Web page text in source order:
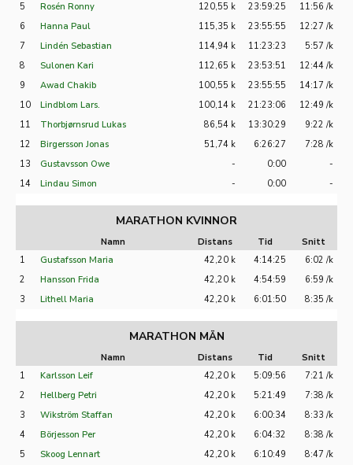
5
Rosén Ronny 120,55 k 23:59:25
11:56 /k
6
Hanna Paul 115,35 k 23:55:55
12:27 /k
7
Lindén Sebastian 114,94 k 11:23:23
5:57 /k
8
Sulonen Kari 112,65 k 23:53:51
12:44 /k
9
Awad Chakib 100,55 k 23:55:55
14:17 /k
10
Lindblom Lars. 100,14 k 21:23:06
12:49 /k
11
Thorbjørnsrud Lukas 86,54 k 13:30:29
9:22 /k
12
Birgersson Jonas 51,74 k 6:26:27
7:28 /k
13
Gustavsson Owe - 0:00
-
14
Lindau Simon - 0:00 -
MARATHON KVINNOR
Namn Distans Tid
Snitt
1
Gustafsson Maria 42,20 k 4:14:25
6:02 /k
2
Hansson Frida 42,20 k 4:54:59
6:59 /k
3
Lithell Maria 42,20 k 6:01:50 8:35 /k
MARATHON MÄN
Namn Distans Tid
Snitt
1
Karlsson Leif 42,20 k 5:09:56
7:21 /k
2
Hellberg Petri 42,20 k 5:21:49
7:38 /k
3
Wikström Staffan 42,20 k 6:00:34
8:33 /k
4
Börjesson Per 42,20 k 6:04:32
8:38 /k
5
Skoog Lennart 42,20 k 6:10:49 8:47 /k